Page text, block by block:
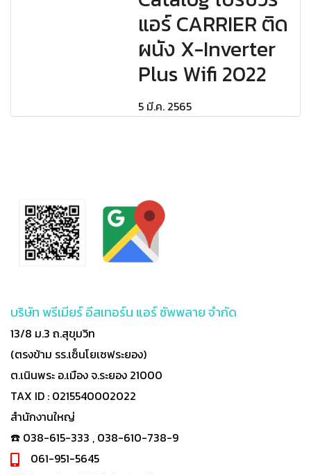
แอร์ CARRIER ติด
ผนัง X-Inverter
Plus Wifi 2022
5 มี.ค. 2565
บริษัท พรีเมียร์ อีสเทอร์น แอร์ ซัพพลาย จำกัด
13/8 ม.3 ถ.สุขุมวิท
(ตรงข้าม รร.เซ็นโยเซฟระยอง)
ต.เนินพระ อ.เมือง จ.ระยอง 21000
TAX ID : 0215540002022
สำนักงานใหญ่
☎️ 038-615-333 , 038-610-738-9
061-951-5645